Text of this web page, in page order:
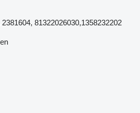
81322026030,1358232202